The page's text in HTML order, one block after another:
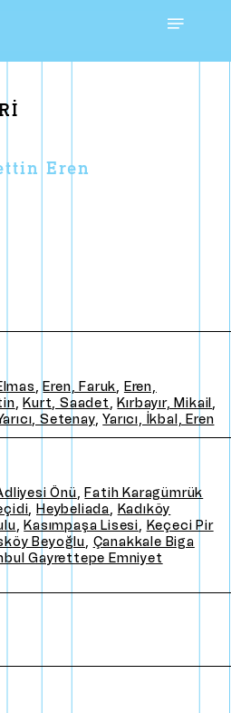
Menu
Eren
, Eren, Faruk, Eren,
, Kurt, Saadet, Kırbayır, Mikail ,
Setenay,Yarıcı, İkbal, Eren
Önü, Fatih Karagümrük
, Heybeliada, Kadıköy
, Kasımpaşa Lisesi, Keçeci Pir
Beyoğlu, Çanakkale Biga
Gayrettepe Emniyet